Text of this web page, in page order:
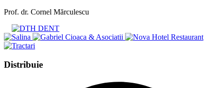
Prof. dr. Cornel Mărculescu
DistribuieShare